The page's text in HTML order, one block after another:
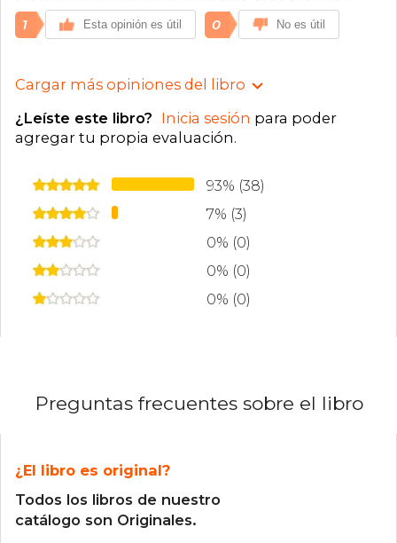
1 Esta opinión es útil 0 No es útil
Cargar más opiniones del libro
¿Leíste este libro? Inicia sesión para poder
agregar tu propia evaluación.
93% (38)
7% (3)
0% (0)
0% (0)
0% (0)
Preguntas frecuentes sobre el libro
¿El libro es original?
Todos los libros de nuestro
catálogo son Originales.